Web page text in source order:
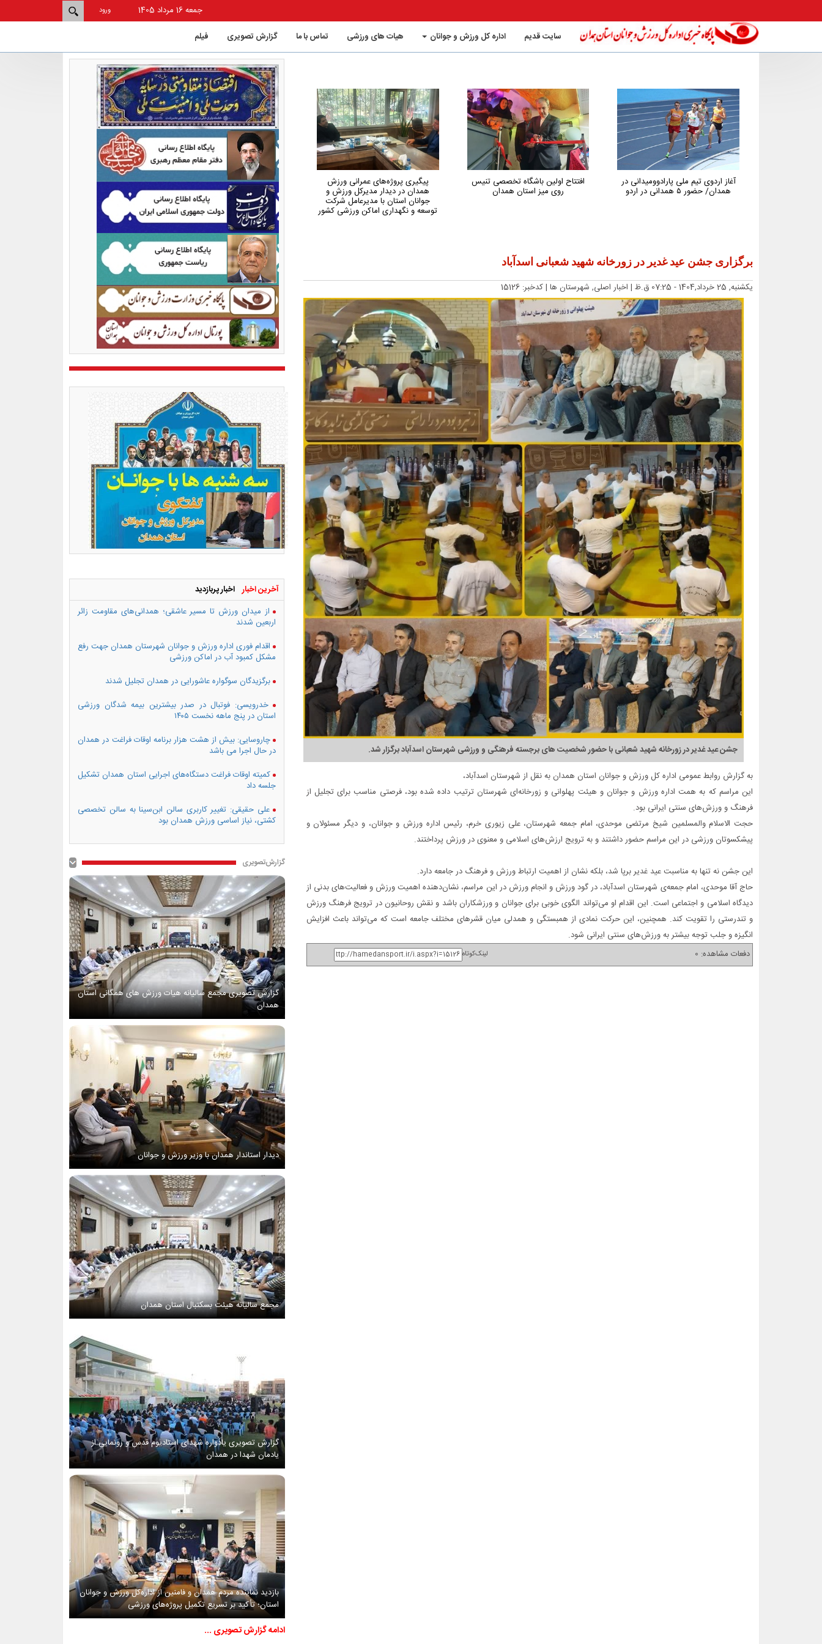
ورود
جمعه 16 مرداد 1405
سایت قدیم
اداره کل ورزش و جوانان هیات های ورزشی تماس با ما گزارش تصویری فيلم
افتتاح اولین باشگاه تخصصی تنیس
روی میز استان همدان
پیگیری پروژه‌های عمرانی ورزش
همدان در دیدار مدیرکل ورزش و
همدان از استان‌های کم‌شکایت و
کم‌حاشیه کشور در حوزه ورزش است
برگزاری جشن عید غدیر در زورخانه شهید شعبانی اسدآباد
یکشنبه, 25 خرداد,1404 - 07:25 ق.ظ | اخبار اصلی, شهرستان ها | کدخبر: 15126
جشن عید غدیر در زورخانه شهید شعبانی با حضور شخصیت های برجسته فرهنگی و ورزشی شهرستان اسدآباد برگزار شد.
به گزارش روابط عمومی اداره کل ورزش و جوانان استان همدان به نقل از شهرستان اسدآباد،
این مراسم که به همت اداره ورزش و جوانان و هیئت پهلوانی و زورخانه‌ای شهرستان ترتیب داده شده بود، فرصتی مناسب برای تجلیل از
فرهنگ و ورزش‌های سنتی ایرانی بود.
حجت الاسلام والمسلمین شیخ مرتضی موحدی، امام جمعه شهرستان، علی زیوری خرم، رئیس اداره ورزش و جوانان، و دیگر مسئولان و
پیشکسوتان ورزشی در این مراسم حضور داشتند و به ترویج ارزش‌های اسلامی و معنوی در ورزش پرداختند.
این جشن نه تنها به مناسبت عید غدیر برپا شد، بلکه نشان از اهمیت ارتباط ورزش و فرهنگ در جامعه دارد.
حاج آقا موحدی، امام جمعه‌ی شهرستان اسدآباد، در گود ورزش و انجام ورزش در این مراسم، نشان‌دهنده اهمیت ورزش و فعالیت‌های بدنی از
دیدگاه اسلامی و اجتماعی است. این اقدام او می‌تواند الگوی خوبی برای جوانان و ورزشکاران باشد و نقش روحانیون در ترویج فرهنگ ورزش
و تندرستی را تقویت کند. همچنین، این حرکت نمادی از همبستگی و همدلی میان قشرهای مختلف جامعه است که می‌تواند باعث افزایش
انگیزه و جلب توجه بیشتر به ورزش‌های سنتی ایرانی شود.
لینک‌کوتاه دفعات مشاهده: 0
آخرین اخبار اخبار پربازدید
از میدان ورزش تا مسیر عاشقی؛ همدانی‌های مقاومت زائر
اربعین شدند
اقدام فوری اداره ورزش و جوانان شهرستان همدان جهت رفع
مشکل کمبود آب در اماکن ورزشی
برگزیدگان سوگواره عاشورایی در همدان تجلیل شدند
خدرویسی: فوتبال در صدر بیشترین بیمه شدگان ورزشی
استان در پنج ماهه نخست ۱۴۰۵
چاروسایی: بیش از هشت هزار برنامه اوقات فراغت در همدان
در حال اجرا می باشد
کمیته اوقات فراغت دستگاه‌های اجرایی استان همدان تشکیل
جلسه داد
علی حقیقی: تغییر کاربری سالن ابن‌سینا به سالن تخصصی
کشتی، نیاز اساسی ورزش همدان بود
گزارش‌تصویری
گزارش تصویری مجمع سالیانه هیات ورزش های همگانی استان
همدان
دیدار استاندار همدان با وزیر ورزش و جوانان
مجمع سالیانه هیئت بسکتبال استان همدان
گزارش تصویری یادواره شهدای استادیوم قدس و رونمایی از
یادمان شهدا در همدان
بازدید نماینده مردم همدان و فامنین از اداره‌کل ورزش و جوانان
استان؛ تأکید بر تسریع تکمیل پروژه‌های ورزشی
ادامه گزارش تصویری ...